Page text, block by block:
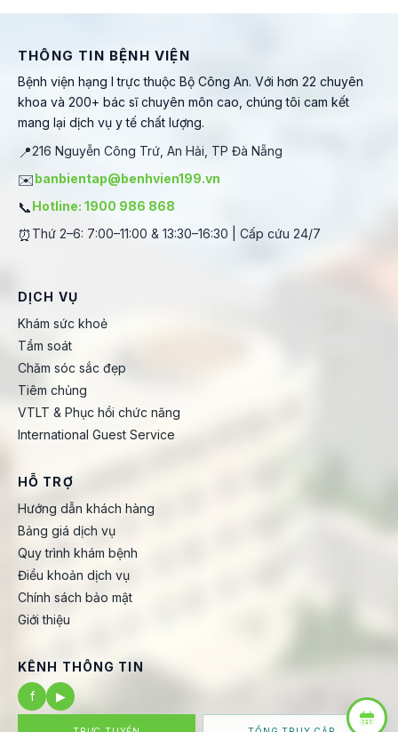
THÔNG TIN BỆNH VIỆN
Bệnh viện hạng I trực thuộc Bộ Công An. Với hơn 22 chuyên
khoa và 200+ bác sĩ chuyên môn cao, chúng tôi cam kết
mang lại dịch vụ y tế chất lượng.
📍216 Nguyễn Công Trứ, An Hải, TP Đà Nẵng
✉️banbientap@benhvien199.vn
📞Hotline: 1900 986 868
⏰ Thứ 2–6: 7:00–11:00 & 13:30–16:30 | Cấp cứu 24/7
DỊCH VỤ
Khám sức khoẻ
Tầm soát
Chăm sóc sắc đẹp
Tiêm chủng
VTLT & Phục hồi chức năng
International Guest Service
HỖ TRỢ
Hướng dẫn khách hàng
Bảng giá dịch vụ
Quy trình khám bệnh
Điều khoản dịch vụ
Chính sách bảo mật
Giới thiệu
KÊNH THÔNG TIN
f
▶